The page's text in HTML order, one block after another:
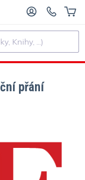
Knihy, ...)
přání